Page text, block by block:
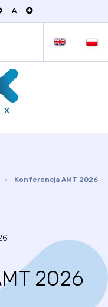
A
Konferencja AMT 2026
2026